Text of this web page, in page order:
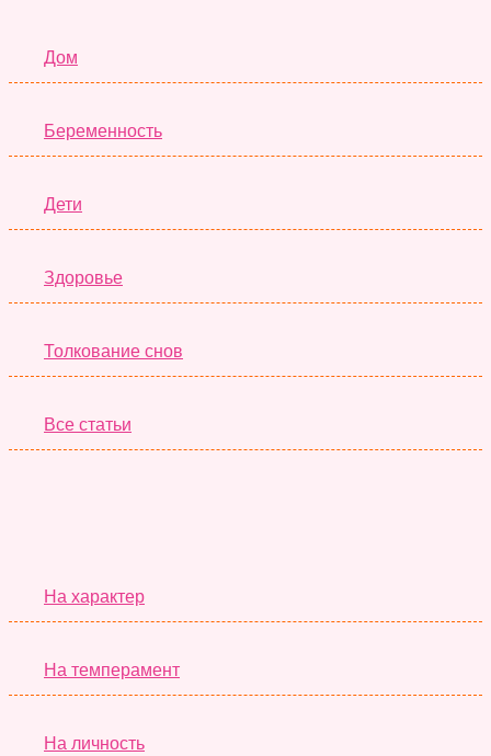
Дом
Беременность
Дети
Здоровье
Толкование снов
Все статьи
На характер
На темперамент
На личность